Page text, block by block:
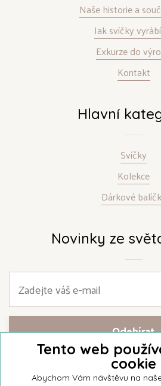
Naše historie a
Jak svíčky
Exkurze do
Kontakt
Hlavní
Svíčky
Kolekce
Dárkové
Novinky ze
Přihlašte se k našemu newsletteru a
nejnovějších kolekcích svíček a
Tento web
cookie
Abychom Vám návštěvu na